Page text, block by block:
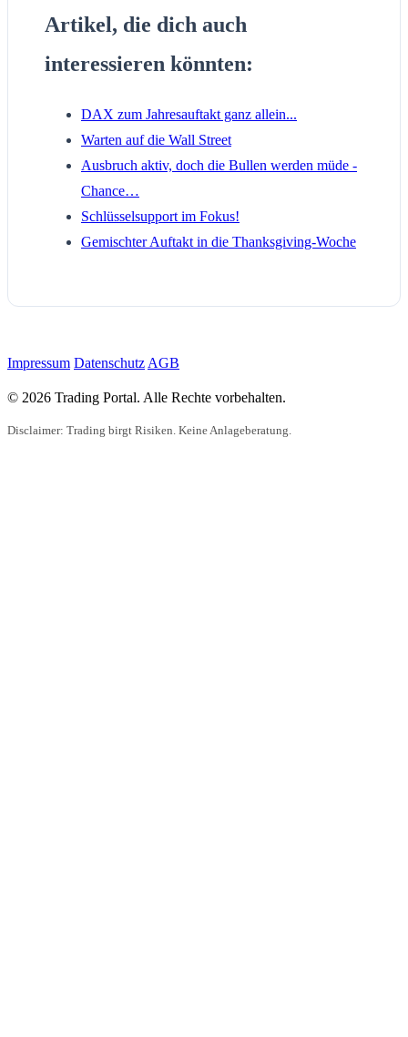
Artikel, die dich auch
interessieren könnten:
DAX zum Jahresauftakt ganz allein...
Warten auf die Wall Street
Ausbruch aktiv, doch die Bullen werden müde -
Chance…
Schlüsselsupport im Fokus!
Gemischter Auftakt in die Thanksgiving-Woche
Impressum Datenschutz AGB
© 2026 Trading Portal. Alle Rechte vorbehalten.
Disclaimer: Trading birgt Risiken. Keine Anlageberatung.